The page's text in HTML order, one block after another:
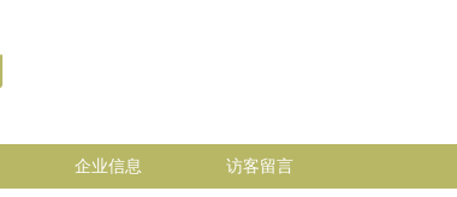
企业信息 访客留言